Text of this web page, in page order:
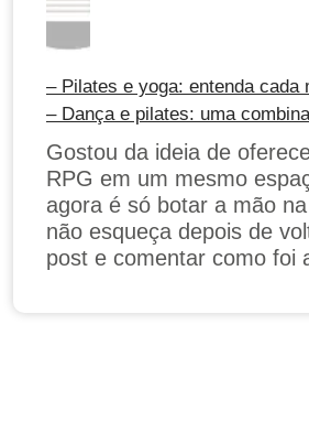
– Pilates e yoga: entenda cada
– Dança e pilates: uma
Gostou da ideia de
RPG em um mesmo
agora é só botar a mão
não esqueça depois de
post e comentar como foi